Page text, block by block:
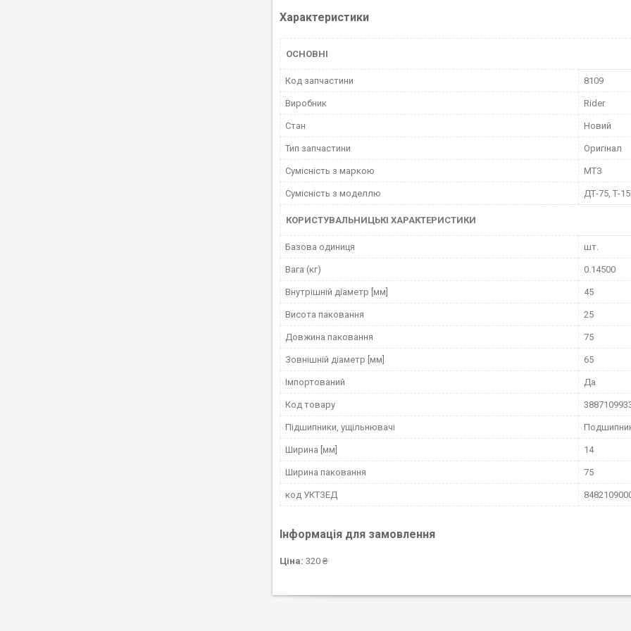
Характеристики
ОСНОВНІ
Код запчастини 8109
Виробник Rider
Стан Новий
Тип запчастини Оригінал
Сумісність з маркою МТЗ
Сумісність з моделлю ДТ-75, Т-
КОРИСТУВАЛЬНИЦЬКІ ХАРАКТЕРИСТИКИ
Базова одиниця шт.
Вага (кг) 0.14500
Внутрішній діаметр [мм] 45
Висота паковання 25
Довжина паковання 75
Зовнішній діаметр [мм] 65
Імпортований Да
Код товару
Підшипники, ущільнювачі
Ширина [мм] 14
Ширина паковання 75
код УКТЗЕД
Інформація для замовлення
Ціна: 320 ₴